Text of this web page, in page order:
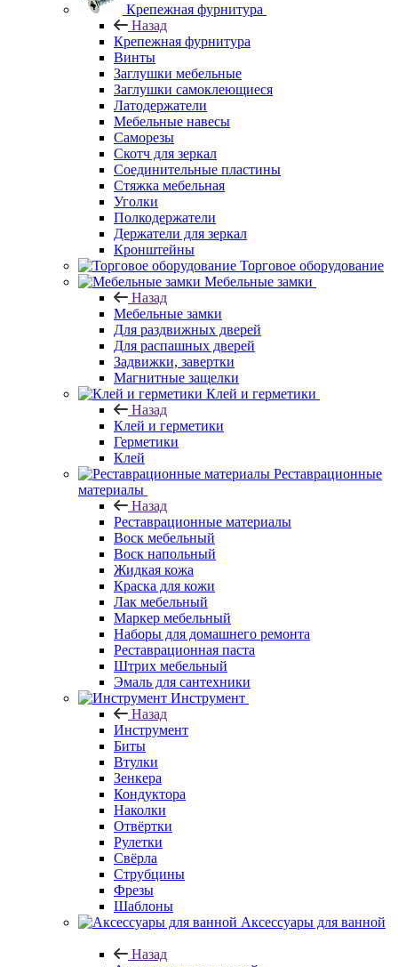
Крепежная фурнитура
Назад
Крепежная фурнитура
Винты
Заглушки мебельные
Заглушки самоклеющиеся
Латодержатели
Мебельные навесы
Саморезы
Скотч для зеркал
Соединительные пластины
Стяжка мебельная
Уголки
Полкодержатели
Держатели для зеркал
Кронштейны
Торговое оборудование
Мебельные замки
Назад
Мебельные замки
Для раздвижных дверей
Для распашных дверей
Задвижки, завертки
Магнитные защелки
Клей и герметики
Назад
Клей и герметики
Герметики
Клей
Реставрационные
материалы
Назад
Реставрационные материалы
Воск мебельный
Воск напольный
Жидкая кожа
Краска для кожи
Лак мебельный
Маркер мебельный
Наборы для домашнего ремонта
Реставрационная паста
Штрих мебельный
Эмаль для сантехники
Инструмент
Назад
Инструмент
Биты
Втулки
Зенкера
Кондуктора
Наколки
Отвёртки
Рулетки
Свёрла
Струбцины
Фрезы
Шаблоны
Аксессуары для ванной
Назад